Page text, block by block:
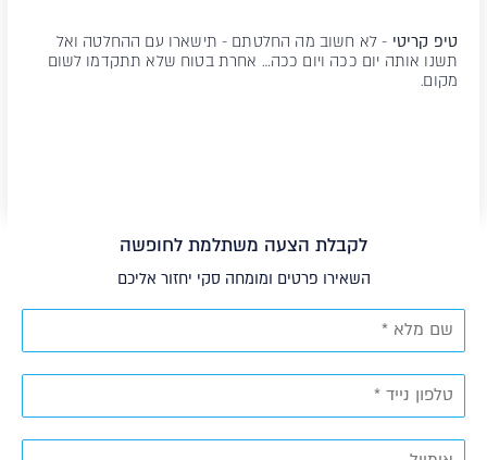
טיפ קריטי - לא חשוב מה החלטתם - תישארו עם ההחלטה ואל
תשנו אותה יום ככה ויום ככה… אחרת בטוח שלא תתקדמו לשום
מקום.
לקבלת הצעה משתלמת לחופשה
השאירו פרטים ומומחה סקי יחזור אליכם